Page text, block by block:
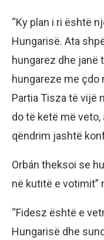
“Ky plan i ri është
Hungarisë. Ata
hungarez dhe janë
hungareze me çdo
Partia Tisza të vijë
do të ketë më
qëndrim jashtë
Orbán theksoi se
në kutitë e votimit”
“Fidesz është e
Hungarisë dhe